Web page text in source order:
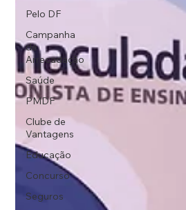
Pelo DF
Campanha
de
Arrecadação
Saúde
PMDF
Clube de
Vantagens
Educação
Concurso
Seguros